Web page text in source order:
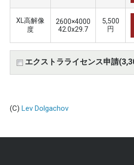
XL高解像
度
2600×4000
42.0x29.7
5,500
円
エクストラライセンス申請
(C) Lev Dolgachov